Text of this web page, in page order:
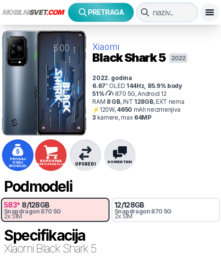
MOBILNISVET.COM PRETRAGA
Xiaomi
Black Shark 5 2022
2022. godina
6.67" OLED 144Hz 85.9% body
51%
870 5G, Android 12
RAM 8GB,INT 128GB,EXT nema
⚡ 120W, 4650 mAh neizmenjiva
3 kamere, max 64MP
PRODAJ
OVAJ
MOBILNI
KUPOVINA
SPECIFIKACIJA KOMENTARI
UPOREDI
Podmodeli
583* 8/128GB
Snapdragon 870 5G
2x SIM
12/128GB
Snapdragon 870 5G
2x SIM
Specifikacija
Xiaomi Black Shark 5